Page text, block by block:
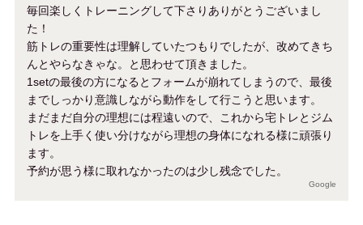
毎回楽しくトレーニングして下さりありがとうございまし
た！
筋トレの重要性は理解していたつもりでしたが、改めてきち
んとやらなきゃな。と思わせて頂きました。
1setの最後の方になるとフォームが崩れてしまうので、最後
までしっかり意識しながら動作をして行こうと思います。
まだまだ自分の理想には程遠いので、これから宅トレとジム
トレを上手く使い分けながら理想の身体になれる様に頑張り
ます。
予約が思う様に取れなかったのは少し残念でした。
Google